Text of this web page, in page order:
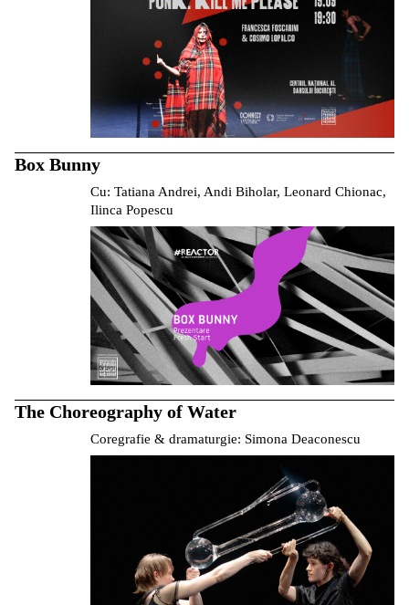
Box Bunny
Cu: Tatiana Andrei, Andi Biholar, Leonard Chionac,
Ilinca Popescu
The Choreography of Water
Coregrafie & dramaturgie: Simona Deaconescu